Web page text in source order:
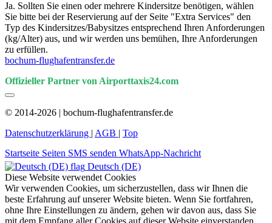
Ja. Sollten Sie einen oder mehrere Kindersitze benötigen, wählen
Sie bitte bei der Reservierung auf der Seite "Extra Services" den
Typ des Kindersitzes/Babysitzes entsprechend Ihren Anforderungen
(kg/Alter) aus, und wir werden uns bemühen, Ihre Anforderungen
zu erfüllen.
bochum-flughafentransfer.de
Offizieller Partner von Airporttaxis24.com
© 2014-2026 | bochum-flughafentransfer.de
Datenschutzerklärung | AGB | Top
Startseite Seiten SMS senden WhatsApp-Nachricht
Deutsch (DE)
Diese Website verwendet Cookies
Wir verwenden Cookies, um sicherzustellen, dass wir Ihnen die
beste Erfahrung auf unserer Website bieten. Wenn Sie fortfahren,
ohne Ihre Einstellungen zu ändern, gehen wir davon aus, dass Sie